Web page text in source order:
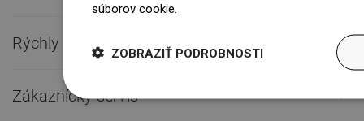
Rýchly kontakt 
Zákaznícky servis 
súborov cookie.
ZOBRAZIŤ PODROBNOSTI